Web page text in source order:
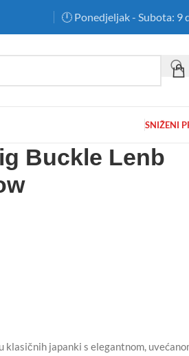
🕛 Ponedjeljak - Subota: 9
SNIŽENI
Buckle Lenb
japanki s elegantnom,